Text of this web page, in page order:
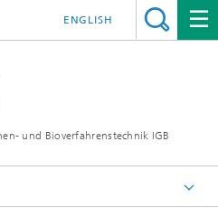
und Bioverfahrenstechnik IGB
ENGLISH